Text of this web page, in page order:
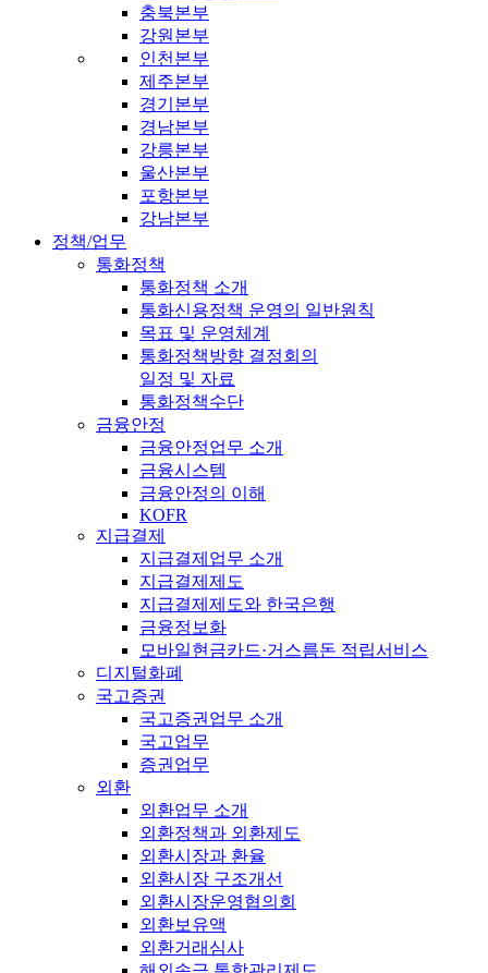
충북본부
강원본부
인천본부
제주본부
경기본부
경남본부
강릉본부
울산본부
포항본부
강남본부
정책/업무
통화정책
통화정책 소개
통화신용정책 운영의 일반원칙
목표 및 운영체계
통화정책방향 결정회의
일정 및 자료
통화정책수단
금융안정
금융안정업무 소개
금융시스템
금융안정의 이해
KOFR
지급결제
지급결제업무 소개
지급결제제도
지급결제제도와 한국은행
금융정보화
모바일현금카드·거스름돈 적립서비스
디지털화폐
국고증권
국고증권업무 소개
국고업무
증권업무
외환
외환업무 소개
외환정책과 외환제도
외환시장과 환율
외환시장 구조개선
외환시장운영협의회
외환보유액
외환거래심사